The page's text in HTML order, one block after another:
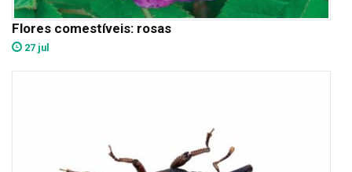
Flores comestíveis: rosas
27 jul